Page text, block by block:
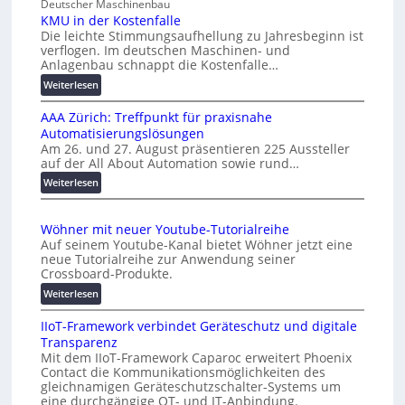
c
h
a
f
i
v
e
r
l
A
u
t
m
t
i
o
O
r
g
w
ä
Deutscher Maschinenbau
KMU in der Kostenfalle
Die leichte Stimmungsaufhellung zu Jahresbeginn ist
verflogen. Im deutschen Maschinen- und
Anlagenbau schnappt die Kostenfalle…
Weiterlesen:
K
M
U
i
d
e
K
o
s
t
e
n
f
a
l
l
e
AAA Zürich: Treffpunkt für praxisnahe
Automatisierungslösungen
Am 26. und 27. August präsentieren 225 Aussteller
auf der All About Automation sowie rund…
Weiterlesen:
A
A
Z
ü
r
i
c
h
:
T
r
e
Wöhner mit neuer Youtube-Tutorialreihe
Auf seinem Youtube-Kanal bietet Wöhner jetzt eine
neue Tutorialreihe zur Anwendung seiner
Crossboard-Produkte.
Weiterlesen:
W
ö
h
n
e
r
IIoT-Framework verbindet Geräteschutz und digitale
Transparenz
Mit dem IIoT-Framework Caparoc erweitert Phoenix
Contact die Kommunikationsmöglichkeiten des
gleichnamigen Geräteschutzschalter-Systems um
eine durchgängige OT- und IT-Anbindung.